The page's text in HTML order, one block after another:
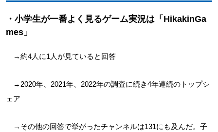
・小学生が一番よく見るゲーム実況は「HikakinGa
mes」
→約4人に1人が見ていると回答
→2020年、2021年、2022年の調査に続き4年連続のトップシ
ェア
→その他の回答で挙がったチャンネルは131にも及んだ。子